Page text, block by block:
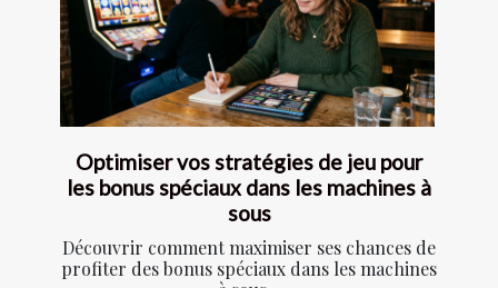
Optimiser vos stratégies de jeu pour
les bonus spéciaux dans les machines à
sous
Découvrir comment maximiser ses chances de
profiter des bonus spéciaux dans les machines